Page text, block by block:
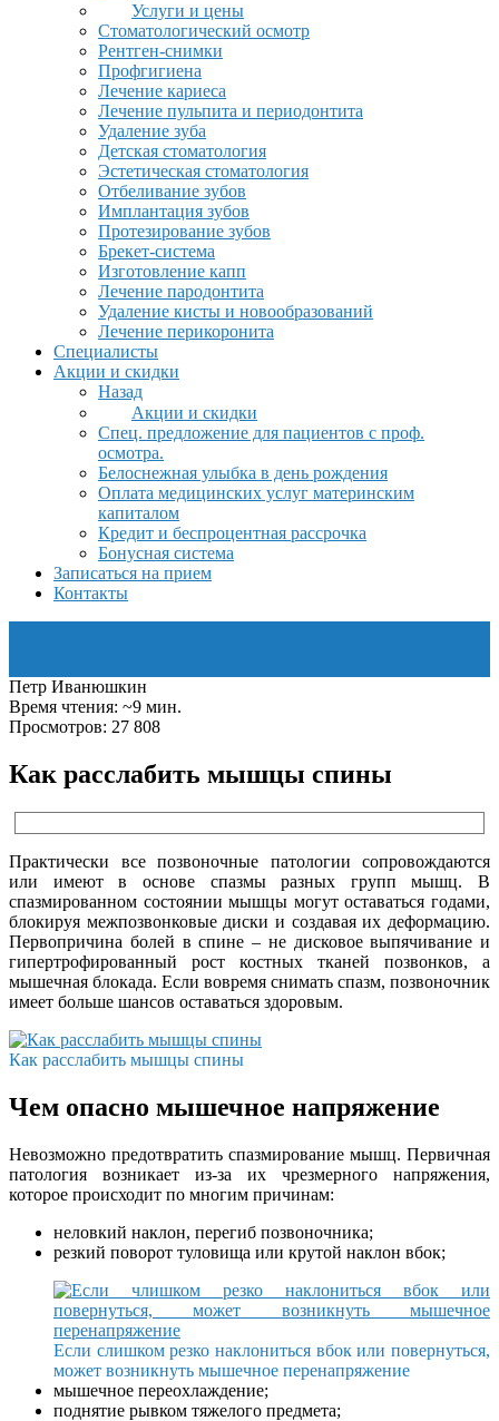
Услуги и цены
Стоматологический осмотр
Рентген-снимки
Профгигиена
Лечение кариеса
Лечение пульпита и периодонтита
Удаление зуба
Детская стоматология
Эстетическая стоматология
Отбеливание зубов
Имплантация зубов
Протезирование зубов
Брекет-система
Изготовление капп
Лечение пародонтита
Удаление кисты и новообразований
Лечение перикоронита
Специалисты
Акции и скидки
Назад
Акции и скидки
Спец. предложение для пациентов с проф.
осмотра.
Белоснежная улыбка в день рождения
Оплата медицинских услуг материнским
капиталом
Кредит и беспроцентная рассрочка
Бонусная система
Записаться на прием
Контакты
Петр Иванюшкин
Время чтения: ~9 мин.
Просмотров: 27 808
Как расслабить мышцы спины
Практически все позвоночные патологии сопровождаются
или имеют в основе спазмы разных групп мышц. В
спазмированном состоянии мышцы могут оставаться годами,
блокируя межпозвонковые диски и создавая их деформацию.
Первопричина болей в спине – не дисковое выпячивание и
гипертрофированный рост костных тканей позвонков, а
мышечная блокада. Если вовремя снимать спазм, позвоночник
имеет больше шансов оставаться здоровым.
Как расслабить мышцы спины
Чем опасно мышечное напряжение
Невозможно предотвратить спазмирование мышц. Первичная
патология возникает из-за их чрезмерного напряжения,
которое происходит по многим причинам:
неловкий наклон, перегиб позвоночника;
резкий поворот туловища или крутой наклон вбок;
Если слишком резко наклониться вбок или повернуться,
может возникнуть мышечное перенапряжение
мышечное переохлаждение;
поднятие рывком тяжелого предмета;